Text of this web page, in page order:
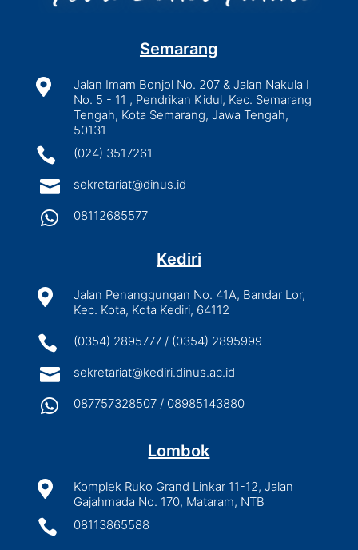
Semarang

Jalan Imam Bonjol No. 207 & Jalan Nakula I
No. 5 - 11 , Pendrikan Kidul, Kec. Semarang
Tengah, Kota Semarang, Jawa Tengah,
50131
 (024) 3517261
 sekretariat@dinus.id
 08112685577
Kediri

Jalan Penanggungan No. 41A, Bandar Lor,
Kec. Kota, Kota Kediri, 64112
 (0354) 2895777 / (0354) 2895999
 sekretariat@kediri.dinus.ac.id
 087757328507 / 08985143880
Lombok

Komplek Ruko Grand Linkar 11-12, Jalan
Gajahmada No. 170, Mataram, NTB
 08113865588